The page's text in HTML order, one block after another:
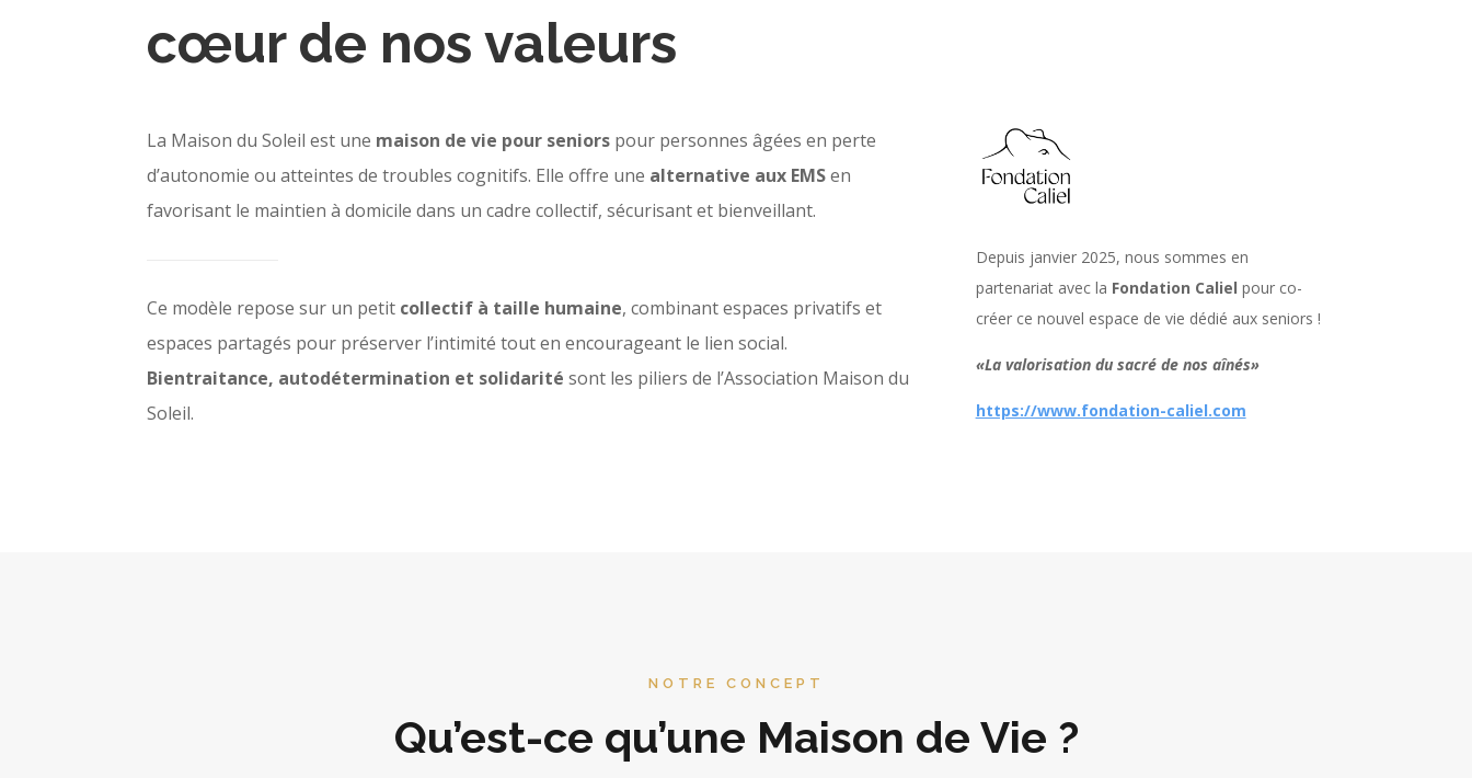
cœur de nos valeurs
La Maison du Soleil est une maison de vie pour seniors pour personnes âgées en perte
d’autonomie ou atteintes de troubles cognitifs. Elle offre une alternative aux EMSen
favorisant le maintien à domicile dans un cadre collectif, sécurisant et bienveillant.
Ce modèle repose sur un petit collectif à taille humaine, combinant espaces privatifs et
espaces partagés pour préserver l’intimité tout en encourageant le lien social.
Bientraitance, autodétermination et solidarité sont les piliers de l’Association Maison du
Soleil.
Depuis janvier 2025, nous sommes en
partenariat avec la Fondation Caliel pour co-
créer ce nouvel espace de vie dédié aux seniors !
«La valorisation du sacré de nos aînés»
https://www.fondation-caliel.com
NOTRE CONCEPT
Qu’est-ce qu’une Maison de Vie ?